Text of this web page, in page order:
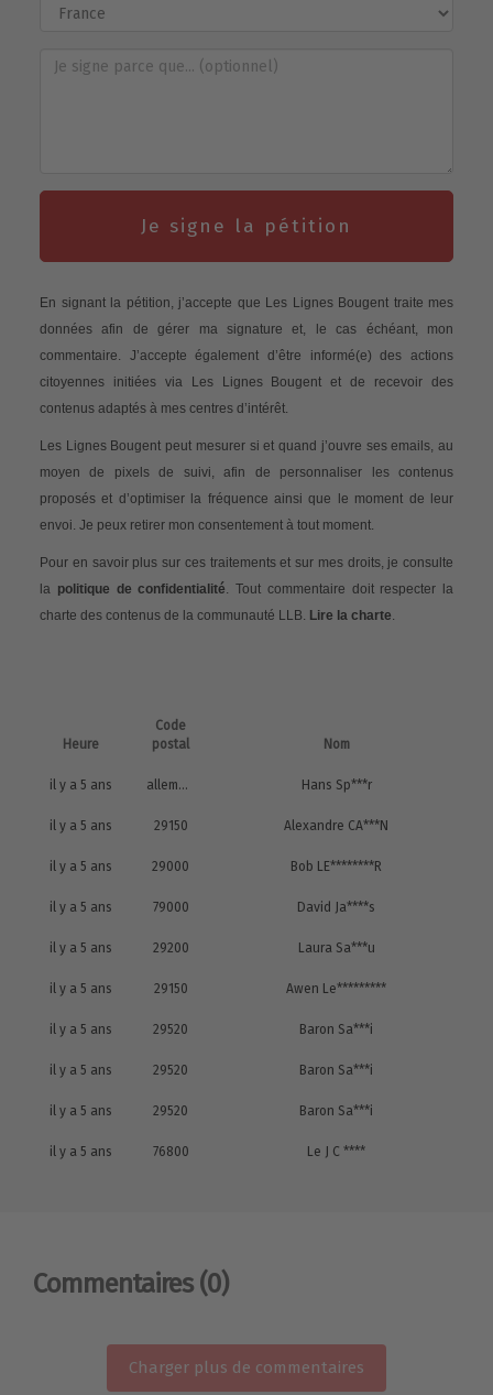
Je signe la pétition
En signant la pétition, j’accepte que Les Lignes Bougent traite mes
données afin de gérer ma signature et, le cas échéant, mon
commentaire. J’accepte également d’être informé(e) des actions
citoyennes initiées via Les Lignes Bougent et de recevoir des
contenus adaptés à mes centres d’intérêt.
Les Lignes Bougent peut mesurer si et quand j’ouvre ses emails, au
moyen de pixels de suivi, afin de personnaliser les contenus
proposés et d’optimiser la fréquence ainsi que le moment de leur
envoi. Je peux retirer mon consentement à tout moment.
Pour en savoir plus sur ces traitements et sur mes droits, je consulte
la politique de confidentialité. Tout commentaire doit respecter la
charte des contenus de la communauté LLB. Lire la charte.
Heure
Code
postal
Nom
il y a 5 ans allemagne Hans Sp***r
il y a 5 ans 29150 Alexandre CA***N
il y a 5 ans 29000 Bob LE********R
il y a 5 ans 79000 David Ja****s
il y a 5 ans 29200 Laura Sa***u
il y a 5 ans 29150 Awen Le*********
il y a 5 ans 29520 Baron Sa***i
il y a 5 ans 29520 Baron Sa***i
il y a 5 ans 29520 Baron Sa***i
il y a 5 ans 76800 Le J C ****
Commentaires (0)
Charger plus de commentaires